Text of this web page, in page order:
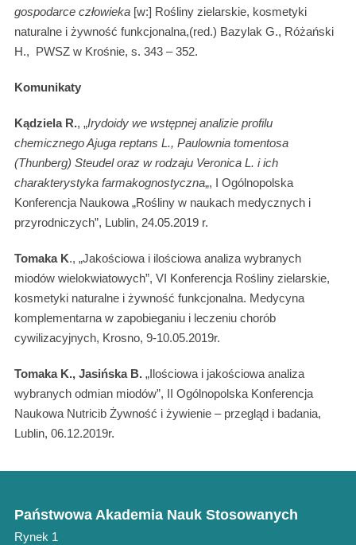
gospodarce człowieka[w:] Rośliny zielarskie, kosmetyki
naturalne i żywność funkcjonalna,(red.) Bazylak G., Różański
H., PWSZ w Krośnie, s. 343 – 352.
Komunikaty
Kądziela R., „Irydoidy we wstępnej analizie profilu
chemicznego Ajuga reptans L., Paulownia tomentosa
(Thunberg) Steudel oraz w rodzaju Veronica L. i ich
charakterystyka farmakognostyczna„, I Ogólnopolska
Konferencja Naukowa „Rośliny w naukach medycznych i
przyrodniczych”, Lublin, 24.05.2019 r.
Tomaka K., „Jakościowa i ilościowa analiza wybranych
miodów wielokwiatowych”, VI Konferencja Rośliny zielarskie,
kosmetyki naturalne i żywność funkcjonalna. Medycyna
komplementarna w zapobieganiu i leczeniu chorób
cywilizacyjnych, Krosno, 9-10.05.2019r.
Tomaka K., Jasińska B.„Ilościowa i jakościowa analiza
wybranych odmian miodów”, II Ogólnopolska Konferencja
Naukowa Nutricib Żywność i żywienie – przegląd i badania,
Lublin, 06.12.2019r.
Państwowa Akademia Nauk Stosowanych
Rynek 1